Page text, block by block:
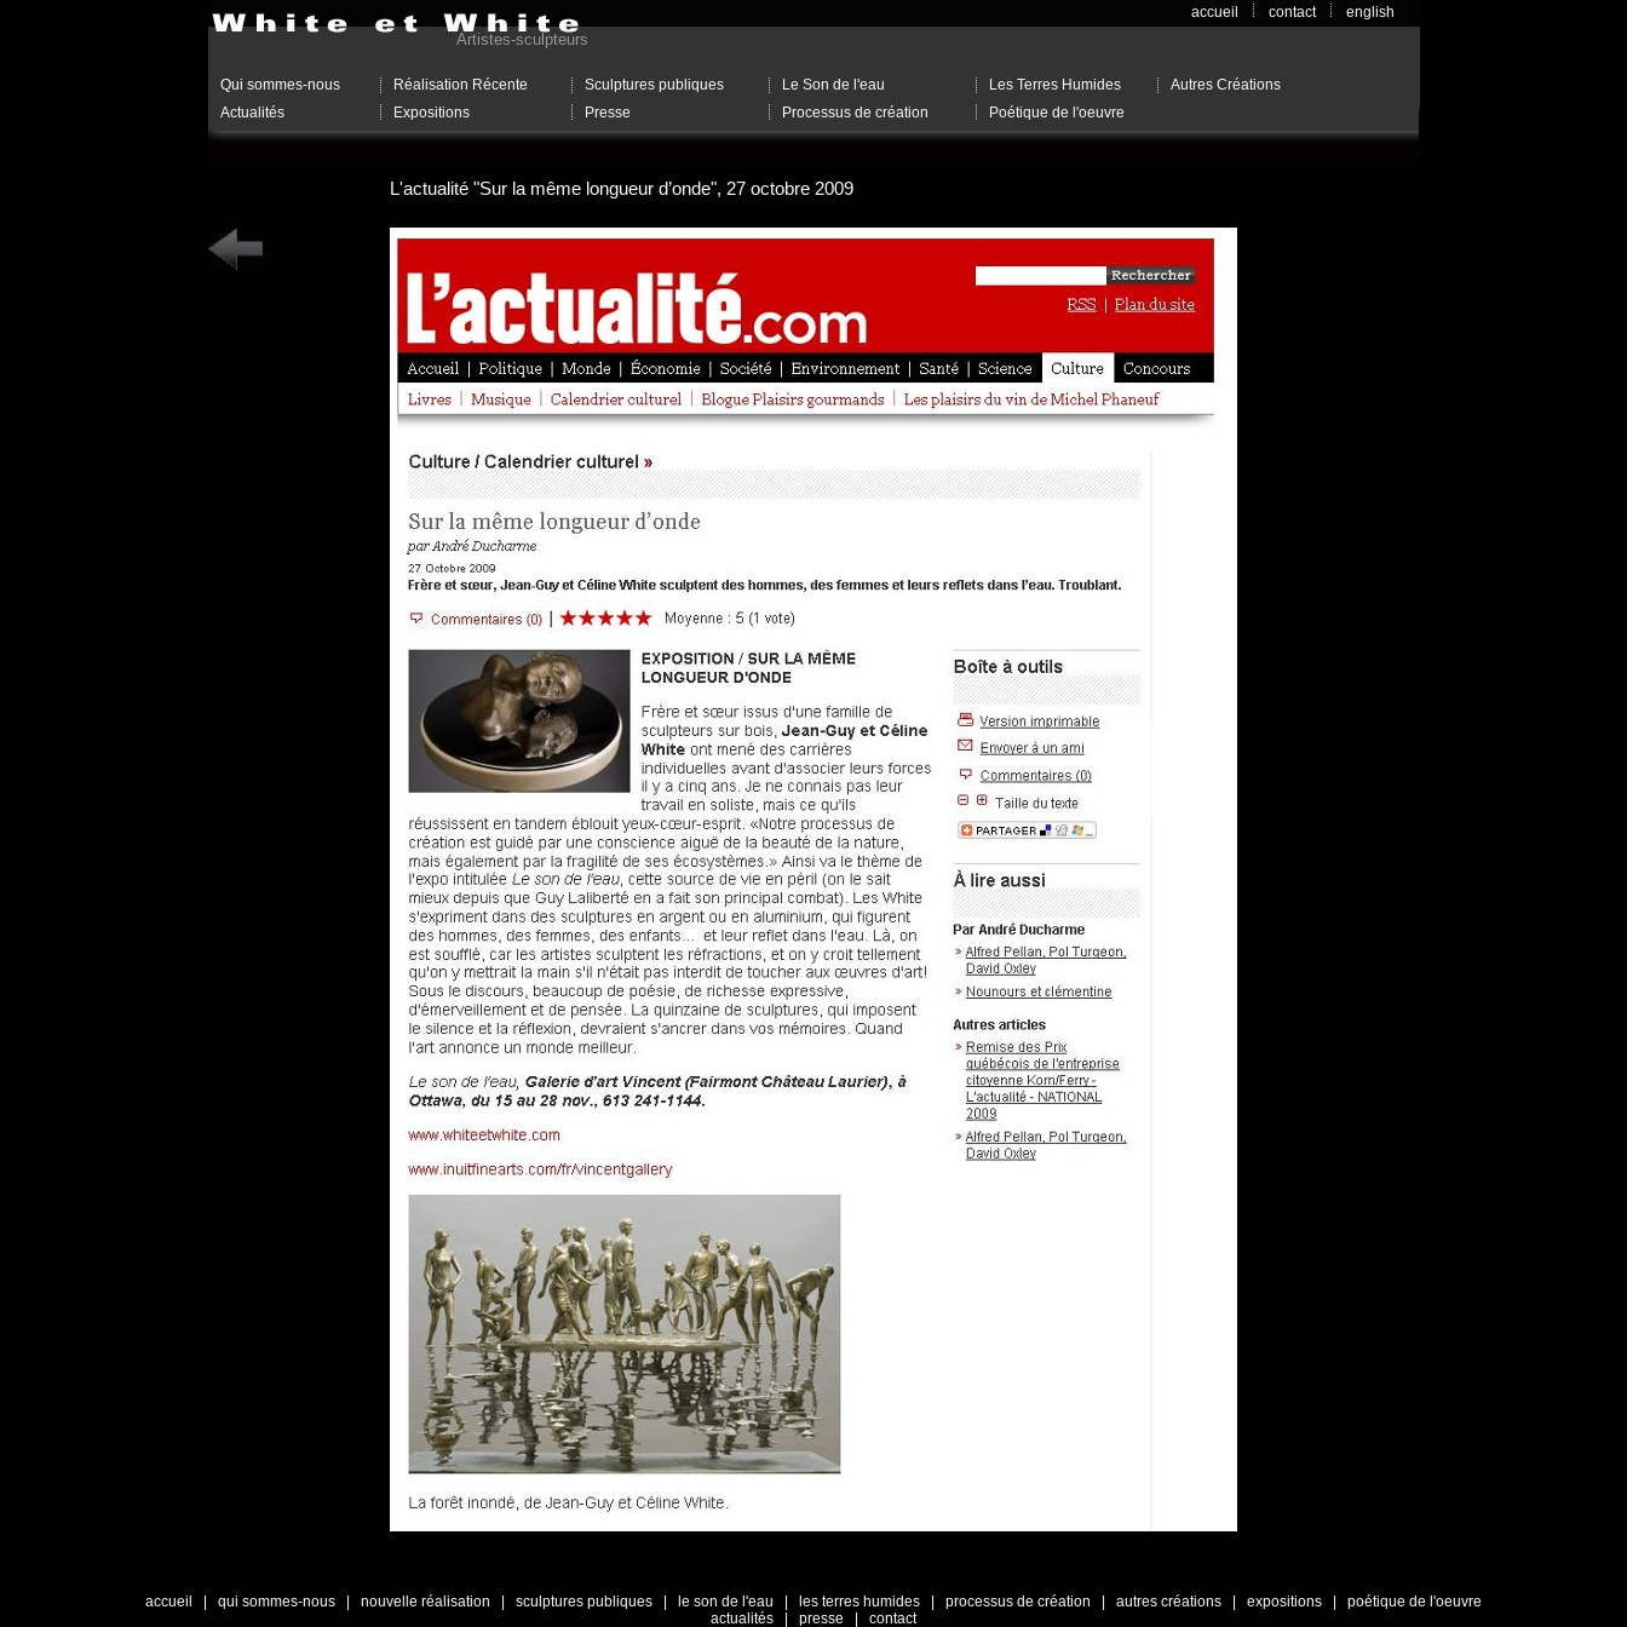
Artistes-sculpteurs
accueil contact english
Qui sommes-nous Réalisation Récente Sculptures publiques Le Son de l'eau Les Terres Humides
Autres Créations
Actualités
Expositions Presse Processus de création Poétique de l'oeuvre
L'actualité "Sur la même longueur d’onde", 27 octobre 2009
accueil qui sommes-nous nouvelle réalisation sculptures publiques le son de l'eau les terres humides processus de création autres créations expositions
poétique de l'oeuvre
actualités
presse contact